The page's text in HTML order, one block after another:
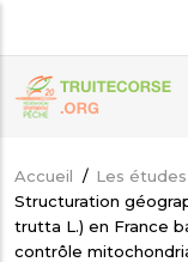
principal
Fil
d'Ariane
Accueil / Les études
Structuration
trutta L.) en France
contrôle